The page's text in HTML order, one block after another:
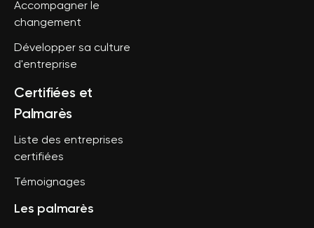
Accompagner le
changement
Développer sa culture
d'entreprise
Certifiées et
Palmarès
Liste des entreprises
certifiées
Témoignages
Les palmarès